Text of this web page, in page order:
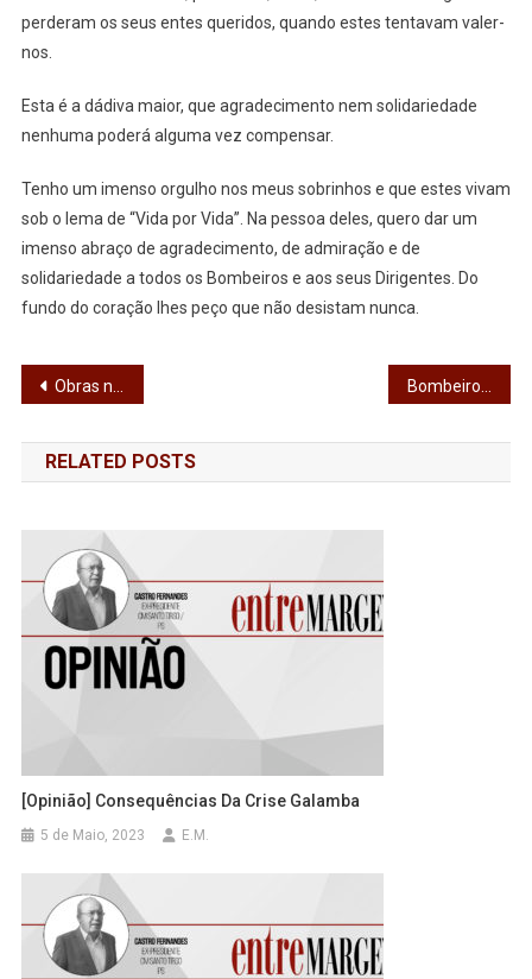
perderam os seus entes queridos, quando estes tentavam valer-
nos.
Esta é a dádiva maior, que agradecimento nem solidariedade
nenhuma poderá alguma vez compensar.
Tenho um imenso orgulho nos meus sobrinhos e que estes vivam
sob o lema de “Vida por Vida”. Na pessoa deles, quero dar um
imenso abraço de agradecimento, de admiração e de
solidariedade a todos os Bombeiros e aos seus Dirigentes. Do
fundo do coração lhes peço que não desistam nunca.
Navegação
de
artigos
Obras na rua D. Afonso Henriques já se iniciaram Bombeiros de Vila das Aves promovem convívio motard solidário
RELATED POSTS
[Opinião] Consequências Da Crise Galamba
5 de Maio, 2023 E.M.